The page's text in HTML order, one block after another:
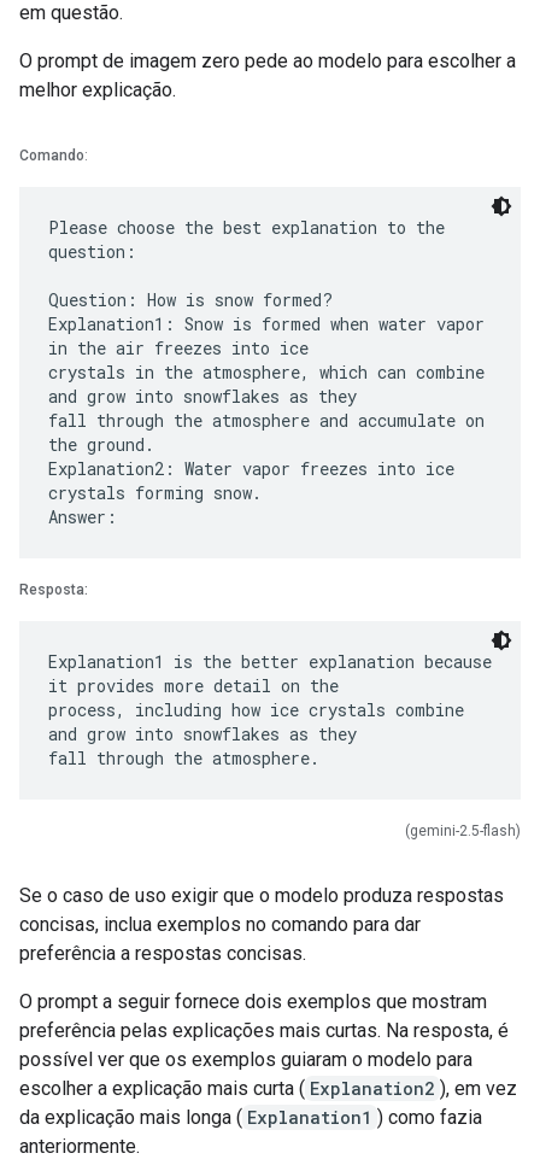
em questão.
O prompt de imagem zero pede ao modelo para escolher a
melhor explicação.
Comando:
Please choose the best explanation to the
question:
Question: How is snow formed?
Explanation1: Snow is formed when water vapor
in the air freezes into ice
crystals in the atmosphere, which can combine
and grow into snowflakes as they
fall through the atmosphere and accumulate on
the ground.
Explanation2: Water vapor freezes into ice
crystals forming snow.
Resposta:
Explanation1 is the better explanation because
it provides more detail on the
process, including how ice crystals combine
and grow into snowflakes as they
(gemini-2.5-flash)
Se o caso de uso exigir que o modelo produza respostas
concisas, inclua exemplos no comando para dar
preferência a respostas concisas.
O prompt a seguir fornece dois exemplos que mostram
preferência pelas explicações mais curtas. Na resposta, é
possível ver que os exemplos guiaram o modelo para
escolher a explicação mais curta ( Explanation2 ), em vez
da explicação mais longa ( Explanation1 ) como fazia
anteriormente.